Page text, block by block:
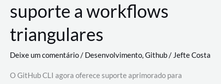
suporte a workflows
triangulares
Deixe um comentário/ Desenvolvimento,Github/ Jefte Costa
O GitHub CLI agora oferece suporte aprimorado para